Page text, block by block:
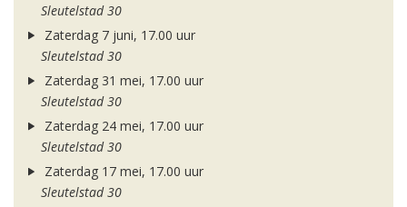
Sleutelstad 30
Zaterdag 7 juni, 17.00 uur
Sleutelstad 30
Zaterdag 31 mei, 17.00 uur
Sleutelstad 30
Zaterdag 24 mei, 17.00 uur
Sleutelstad 30
Zaterdag 17 mei, 17.00 uur
Sleutelstad 30